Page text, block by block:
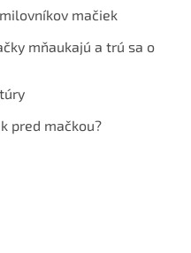
mačiek
mňaukajú a trú sa o
pred mačkou?